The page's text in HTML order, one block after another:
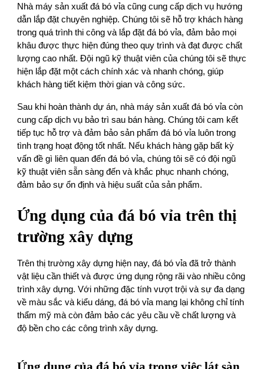
Nhà máy sản xuất đá bó vỉa cũng cung cấp dịch vụ hướng
dẫn lắp đặt chuyên nghiệp. Chúng tôi sẽ hỗ trợ khách hàng
trong quá trình thi công và lắp đặt đá bó vỉa, đảm bảo mọi
khâu được thực hiện đúng theo quy trình và đạt được chất
lượng cao nhất. Đội ngũ kỹ thuật viên của chúng tôi sẽ thực
hiện lắp đặt một cách chính xác và nhanh chóng, giúp
khách hàng tiết kiệm thời gian và công sức.
Sau khi hoàn thành dự án, nhà máy sản xuất đá bó vỉa còn
cung cấp dịch vụ bảo trì sau bán hàng. Chúng tôi cam kết
tiếp tục hỗ trợ và đảm bảo sản phẩm đá bó vỉa luôn trong
tình trạng hoạt động tốt nhất. Nếu khách hàng gặp bất kỳ
vấn đề gì liên quan đến đá bó vỉa, chúng tôi sẽ có đội ngũ
kỹ thuật viên sẵn sàng đến và khắc phục nhanh chóng,
đảm bảo sự ổn định và hiệu suất của sản phẩm.
Ứng dụng của đá bó vỉa trên thị
trường xây dựng
Trên thị trường xây dựng hiện nay, đá bó vỉa đã trở thành
vật liệu cần thiết và được ứng dụng rộng rãi vào nhiều công
trình xây dựng. Với những đặc tính vượt trội và sự đa dạng
về màu sắc và kiểu dáng, đá bó vỉa mang lại không chỉ tính
thẩm mỹ mà còn đảm bảo các yêu cầu về chất lượng và
độ bền cho các công trình xây dựng.